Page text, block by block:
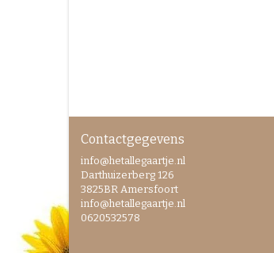
Contactgegevens
info@hetallegaartje.nl
Darthuizerberg 126
3825BR Amersfoort
info@hetallegaartje.nl
0620532578